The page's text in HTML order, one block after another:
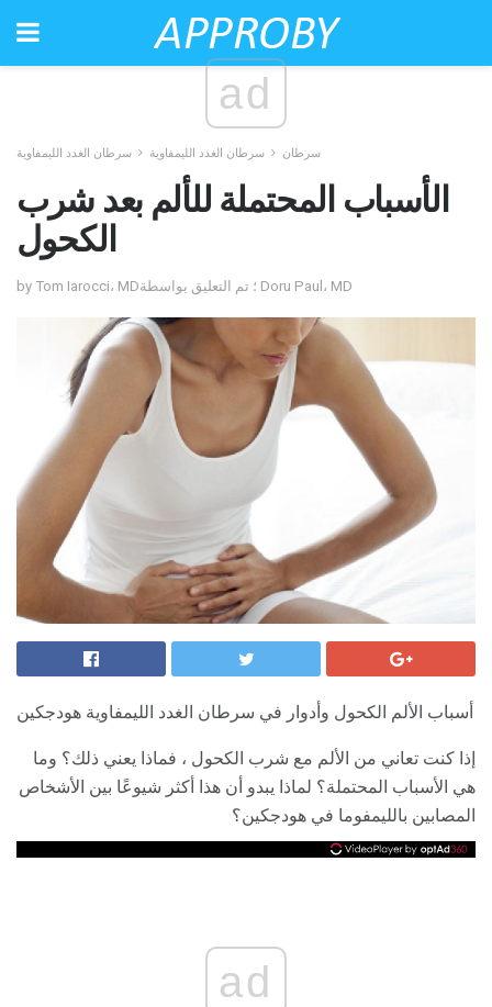
ad
سرطان سرطان الغدد الليمفاوية سرطان الغدد الليمفاوية
الأسباب المحتملة للألم بعد شرب
الكحول
by Tom Iarocci، MD؛ تم التعليق بواسطة Doru Paul، MD
أسباب الألم الكحول وأدوار في سرطان الغدد الليمفاوية هودجكين
إذا كنت تعاني من الألم مع شرب الكحول ، فماذا يعني ذلك؟ وما
هي الأسباب المحتملة؟ لماذا يبدو أن هذا أكثر شيوعًا بين الأشخاص
المصابين بالليمفوما في هودجكين؟
ad